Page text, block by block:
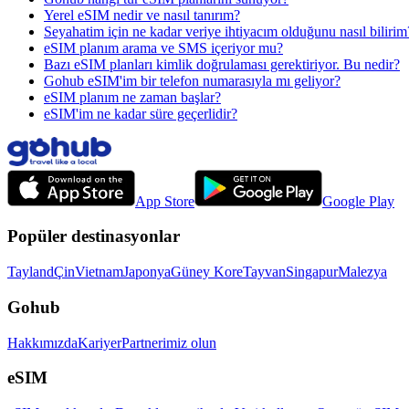
Yerel eSIM nedir ve nasıl tanırım?
Seyahatim için ne kadar veriye ihtiyacım olduğunu nasıl
eSIM planım arama ve SMS içeriyor mu?
Bazı eSIM planları kimlik doğrulaması gerektiriyor. Bu nedir?
Gohub eSIM'im bir telefon numarasıyla mı geliyor?
eSIM planım ne zaman başlar?
eSIM'im ne kadar süre geçerlidir?
App Store Google Play
Popüler destinasyonlar
TaylandÇinVietnamJaponyaGüney KoreTayvanSingapurMalezya
Gohub
HakkımızdaKariyerPartnerimiz olun
eSIM